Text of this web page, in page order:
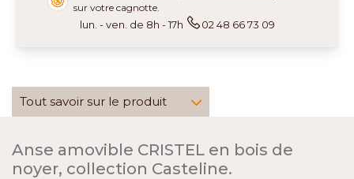
sur votre cagnotte.
lun. - ven. de 8h - 17h 02 48 66 73 09
Tout savoir sur le produit
Anse amovible CRISTEL en bois de
noyer, collection Casteline.